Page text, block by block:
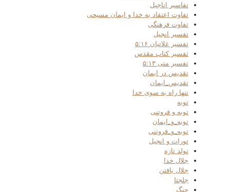
تفاسیر اناجیل
تفاوت اعتقاد به خدا و ایمان مسیحی
تفاوت فرهنگی
تفسیر انجیل
تفسیر غلاتیان ۵:۱۶
تفسیر کتاب مقدس
تفسیر متی ۵:۱۳
تقدیس در ایمان
تقدیس_ایمان
تنها راه به سوی خدا
توبه
توبه و فروتنی
توبه_و_ایمان
توبه_و_فروتنی
تورات و انجیل
تولد تازه
جلال خدا
جلال یافتن
جلجتا
جنگ